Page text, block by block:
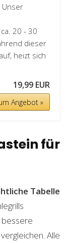
Unser
ca. 20 - 30
dieser
heizt sich
19,99 EUR
Angebot »
für
Tabelle
bessere
Alle